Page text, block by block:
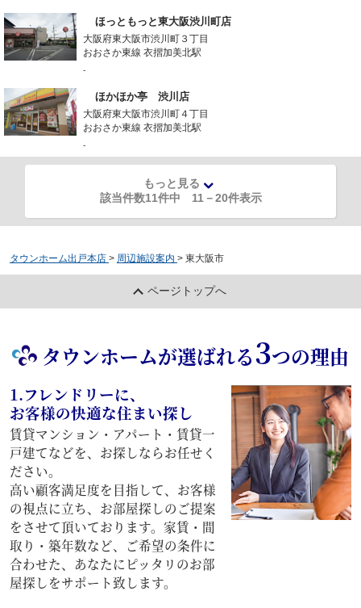
ほっともっと東大阪渋川町店
大阪府東大阪市渋川町３丁目
おおさか東線 衣摺加美北駅
-
ほかほか亭 渋川店
大阪府東大阪市渋川町４丁目
おおさか東線 衣摺加美北駅
-
もっと見る
該当件数11件中 11 －20件表示
タウンホーム出戸本店 > 周辺施設案内 > 東大阪市
ページトップへ
タウンホームが選ばれる3つの理由
1.フレンドリーに、
お客様の快適な住まい探し
賃貸マンション・アパート・賃貸一
戸建てなどを、お探しならお任せく
ださい。
高い顧客満足度を目指して、お客様
の視点に立ち、お部屋探しのご提案
をさせて頂いております。家賃・間
取り・築年数など、ご希望の条件に
合わせた、あなたにピッタリのお部
屋探しをサポート致します。